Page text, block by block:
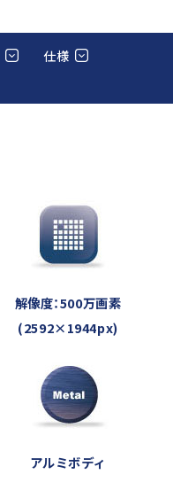
仕様
解像度：500万画素
(2592×1944px)
アルミボディ